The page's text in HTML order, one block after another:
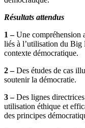
Résultats attendus
1 –Une compréhension
liés à l’utilisation du Big
contexte démocratique.
2 –Des études de cas
soutenir la démocratie.
3 –Des lignes
utilisation éthique et
des principes